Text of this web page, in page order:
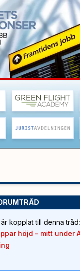
kopplat till denna tråd:
höjd – mitt under